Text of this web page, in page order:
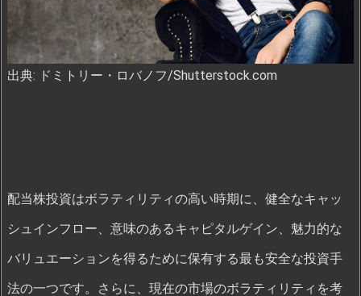
出典: ドミトリー・ロバノフ/Shutterstock.com
配当株投資はボラティリティの高い時期に、健全なキャッ
シュインフロー、意味のあるキャピタルゲイン、魅力的な
バリュエーションを得るために保有する最も安全な投資手
法の一つです。さらに、現在の市場のボラティリティを考